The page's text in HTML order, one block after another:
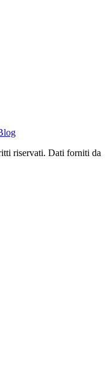
riservati. Dati forniti da